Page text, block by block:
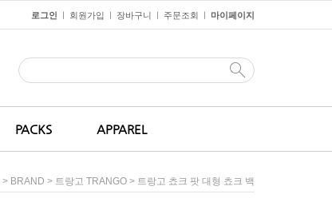
로그인 ㅣ 회원가입 ㅣ 장바구니 ㅣ 주문조회 ㅣ 마이페이지
PACKS APPAREL
> BRAND > 트랑고 TRANGO > 트랑고 쵸크 팟 대형 쵸크 백